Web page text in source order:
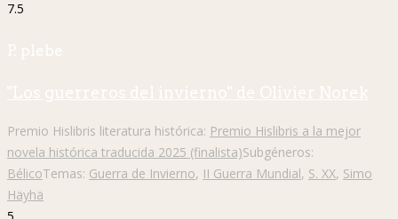
7.5
P. plebe
"Los guerreros del invierno" de Olivier Norek
Premio Hislibris literatura histórica: Premio Hislibris a la mejor
novela histórica traducida 2025 (finalista)Subgéneros:
BélicoTemas: Guerra de Invierno, II Guerra Mundial, S. XX, Simo
Häyhä